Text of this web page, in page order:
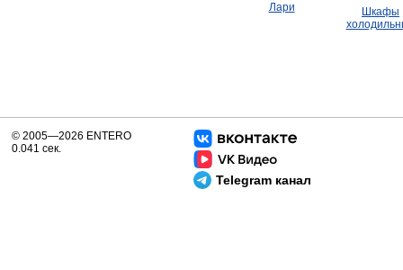
Лари
Шкафы
Telegram канал
© 2005—2026 ENTERO
0.041 сек.